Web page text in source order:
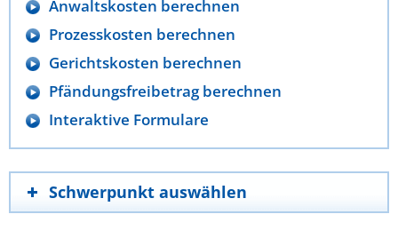
Anwaltskosten berechnen
Prozesskosten berechnen
Gerichtskosten berechnen
Pfändungsfreibetrag berechnen
Interaktive Formulare
Schwerpunkt auswählen